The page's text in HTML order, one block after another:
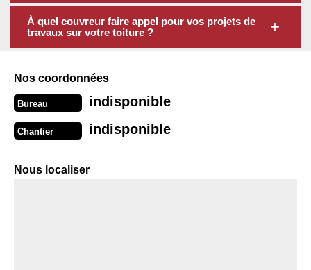
À quel couvreur faire appel pour vos projets de
travaux sur votre toiture ?
Nos coordonnées
Bureau indisponible
Chantier indisponible
Nous localiser